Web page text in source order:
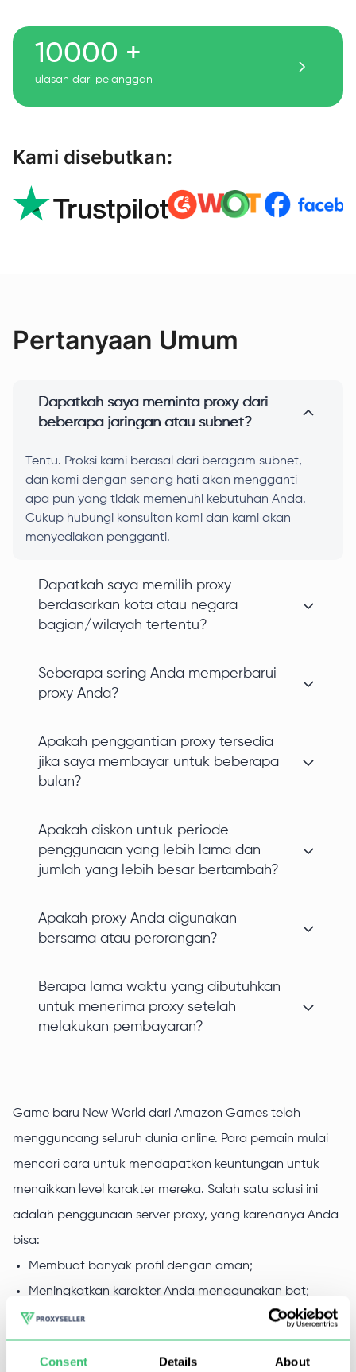
Consent Details About
10000 +
ulasan dari pelanggan
Kami disebutkan:
Pertanyaan Umum
Dapatkah saya meminta proxy dari
beberapa jaringan atau subnet?
Tentu. Proksi kami berasal dari beragam subnet,
dan kami dengan senang hati akan mengganti
apa pun yang tidak memenuhi kebutuhan Anda.
Cukup hubungi konsultan kami dan kami akan
menyediakan pengganti.
Dapatkah saya memilih proxy
berdasarkan kota atau negara
bagian/wilayah tertentu?
Seberapa sering Anda memperbarui
proxy Anda?
Apakah penggantian proxy tersedia
jika saya membayar untuk beberapa
bulan?
Apakah diskon untuk periode
penggunaan yang lebih lama dan
jumlah yang lebih besar bertambah?
Apakah proxy Anda digunakan
bersama atau perorangan?
Berapa lama waktu yang dibutuhkan
untuk menerima proxy setelah
melakukan pembayaran?
Game baru New World dari Amazon Games telah
mengguncang seluruh dunia online. Para pemain mulai
mencari cara untuk mendapatkan keuntungan untuk
menaikkan level karakter mereka. Salah satu solusi ini
adalah penggunaan server proxy, yang karenanya Anda
bisa:
Membuat banyak profil dengan aman;
Meningkatkan karakter Anda menggunakan bot;
Lebih produktif dalam melakukan farming sumber
daya untuk akun utama;
Mengakses server tanpa jeda.